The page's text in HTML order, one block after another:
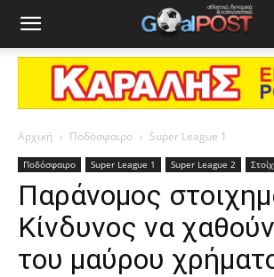
Αρχική Ποδόσφαιρο Super League 1
Ποδόσφαιρο Super League 1 Super League 2
Παράνομος
Κίνδυνος να
του μαύρου